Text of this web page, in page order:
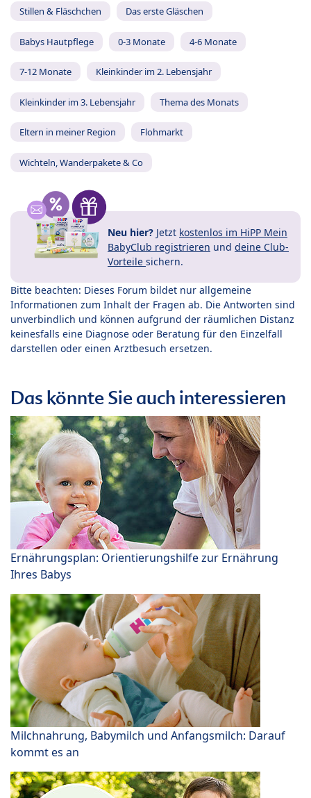
Stillen & Fläschchen Das erste Gläschen
Babys Hautpflege 0-3 Monate 4-6 Monate
7-12 Monate Kleinkinder im 2. Lebensjahr
Kleinkinder im 3. Lebensjahr Thema des Monats
Eltern in meiner Region Flohmarkt
Wichteln, Wanderpakete & Co
Neu hier? Jetzt kostenlos im HiPP Mein
BabyClub registrieren und deine Club-
Vorteile sichern.
Bitte beachten: Dieses Forum bildet nur allgemeine
Informationen zum Inhalt der Fragen ab. Die Antworten sind
unverbindlich und können aufgrund der räumlichen Distanz
keinesfalls eine Diagnose oder Beratung für den Einzelfall
darstellen oder einen Arztbesuch ersetzen.
Das könnte Sie auch interessieren
Ernährungsplan: Orientierungshilfe zur Ernährung
Ihres Babys
Milchnahrung, Babymilch und Anfangsmilch: Darauf
kommt es an